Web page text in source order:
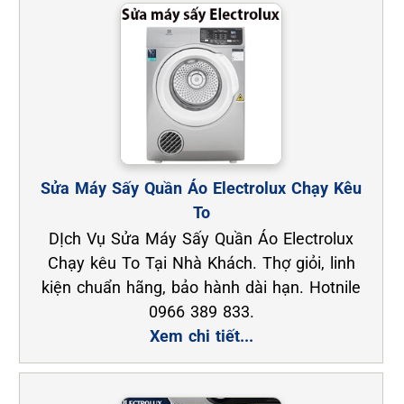
Sửa Máy Sấy Quần Áo Electrolux Chạy Kêu
To
DỊch Vụ Sửa Máy Sấy Quần Áo Electrolux
Chạy kêu To Tại Nhà Khách. Thợ giỏi, linh
kiện chuẩn hãng, bảo hành dài hạn. Hotnile
0966 389 833.
Xem chi tiết...